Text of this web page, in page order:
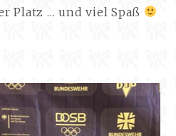
Platz … und viel Spaß